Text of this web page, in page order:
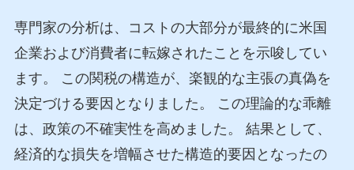
専門家の分析は、コストの大部分が最終的に米国
企業および消費者に転嫁されたことを示唆してい
ます。 この関税の構造が、楽観的な主張の真偽を
決定づける要因となりました。 この理論的な乖離
は、政策の不確実性を高めました。 結果として、
経済的な損失を増幅させた構造的要因となったの